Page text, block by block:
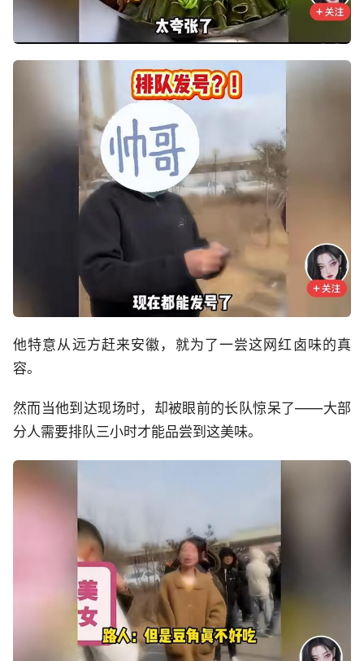
他特意从远方赶来安徽，就为了一尝这网红卤味的真
容。
然而当他到达现场时，却被眼前的长队惊呆了——大部
分人需要排队三小时才能品尝到这美味。